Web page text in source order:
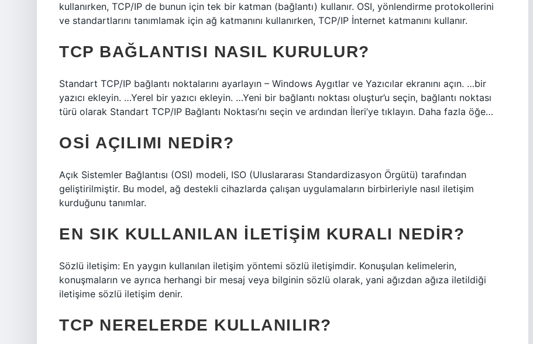
kullanırken, TCP/IP de bunun için tek bir katman (bağlantı) kullanır. OSI, yönlendirme protokollerini
ve standartlarını tanımlamak için ağ katmanını kullanırken, TCP/IP İnternet katmanını kullanır.
TCP BAĞLANTISI NASIL KURULUR?
Standart TCP/IP bağlantı noktalarını ayarlayın – Windows Aygıtlar ve Yazıcılar ekranını açın. …bir
yazıcı ekleyin. …Yerel bir yazıcı ekleyin. …Yeni bir bağlantı noktası oluştur’u seçin, bağlantı noktası
türü olarak Standart TCP/IP Bağlantı Noktası’nı seçin ve ardından İleri’ye tıklayın. Daha fazla öğe…
OSI AÇILIMI NEDIR?
Açık Sistemler Bağlantısı (OSI) modeli, ISO (Uluslararası Standardizasyon Örgütü) tarafından
geliştirilmiştir. Bu model, ağ destekli cihazlarda çalışan uygulamaların birbirleriyle nasıl iletişim
kurduğunu tanımlar.
EN SIK KULLANILAN ILETIŞIM KURALI NEDIR?
Sözlü iletişim: En yaygın kullanılan iletişim yöntemi sözlü iletişimdir. Konuşulan kelimelerin,
konuşmaların ve ayrıca herhangi bir mesaj veya bilginin sözlü olarak, yani ağızdan ağıza iletildiği
iletişime sözlü iletişim denir.
TCP NERELERDE KULLANILIR?